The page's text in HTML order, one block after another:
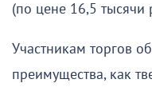
(по цене 16,5 тысячи
Участникам торгов
преимущества, как